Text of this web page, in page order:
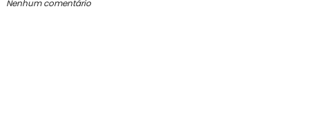
Nenhum comentário